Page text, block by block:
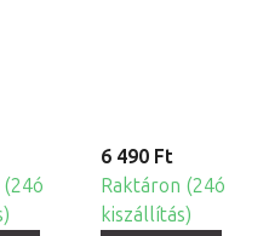
6 490 Ft
Raktáron (24ó
kiszállítás)